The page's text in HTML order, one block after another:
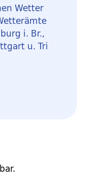
Wetter
i. Br.,
u. Tri